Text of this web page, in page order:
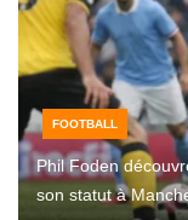
FOOTBALL
Phil Foden
son statut à